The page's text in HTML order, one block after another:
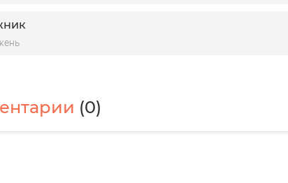
(0)